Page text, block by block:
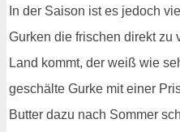
In der Saison ist es jedoch
Gurken die frischen direkt zu
Land kommt, der weiß wie
geschälte Gurke mit einer
Butter dazu nach Sommer